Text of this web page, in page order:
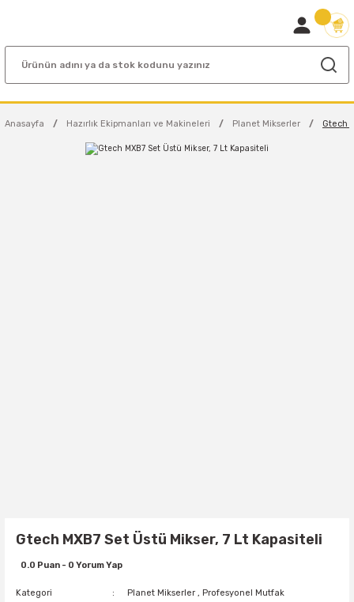
Anasayfa Hazırlık Ekipmanları ve Makineleri Planet Mikserler Gtech
Gtech MXB7 Set Üstü Mikser, 7 Lt Kapasiteli
0.0 Puan - 0 Yorum Yap
Kategori Planet Mikserler , Profesyonel Mutfak